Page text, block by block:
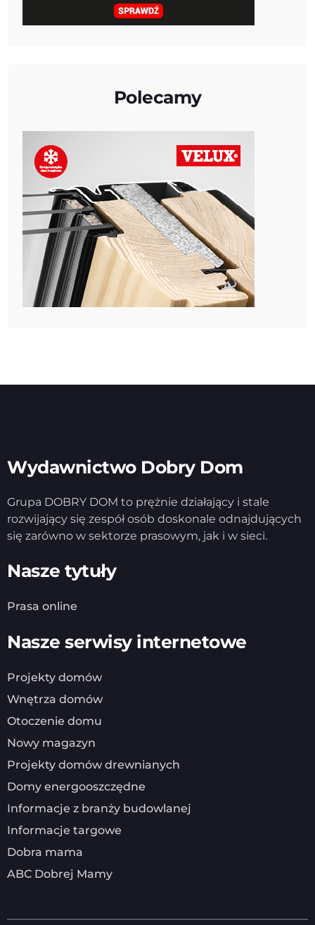
Polecamy
Wydawnictwo Dobry Dom
Grupa DOBRY DOM to prężnie działający i stale
rozwijający się zespół osób doskonale odnajdujących
się zarówno w sektorze prasowym, jak i w sieci.
Nasze tytuły
Prasa online
Nasze serwisy internetowe
Projekty domów
Wnętrza domów
Otoczenie domu
Nowy magazyn
Projekty domów drewnianych
Domy energooszczędne
Informacje z branży budowlanej
Informacje targowe
Dobra mama
ABC Dobrej Mamy